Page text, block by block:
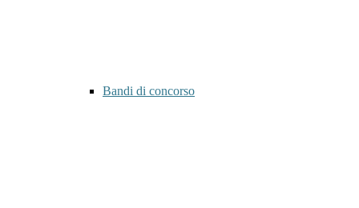
Bandi di concorso